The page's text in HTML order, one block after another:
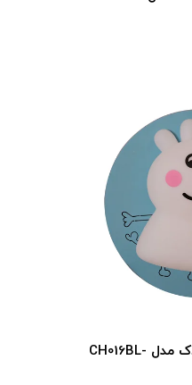
چراغ دیواری مدرن کودک مدل CH016BL-